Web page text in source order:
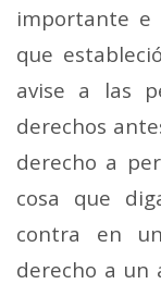
importante e
que
avise a las
derechos
derecho a
cosa que
contra en
derecho a un